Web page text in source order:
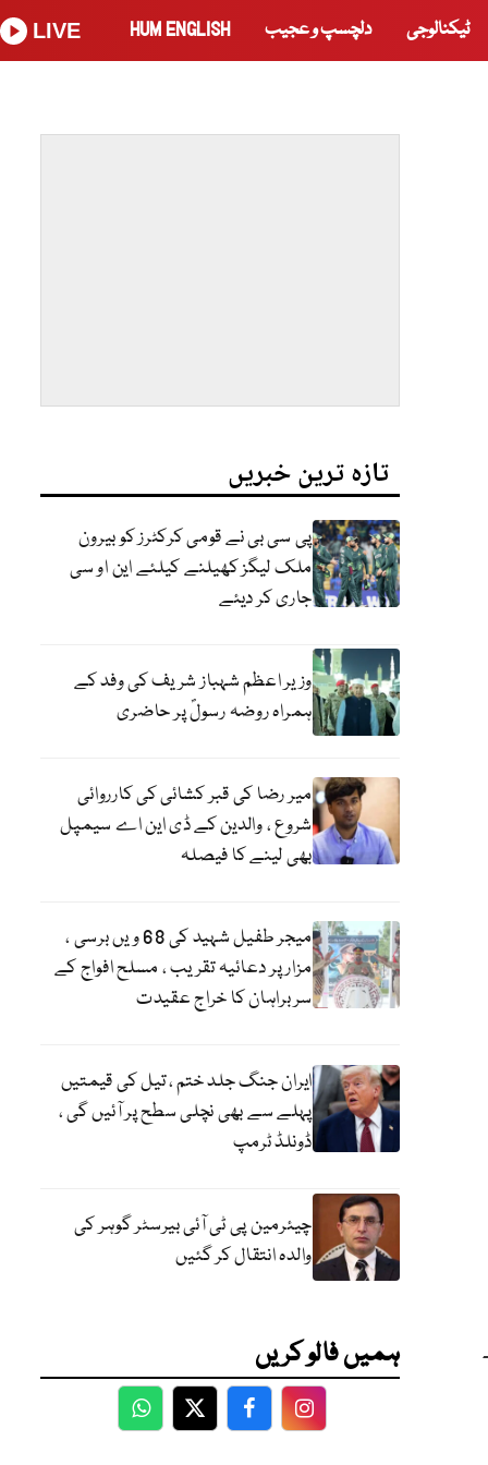
ٹیکنالوجی دلچسپ و عجیب HUM ENGLISH
LIVE
تازہ ترین خبریں
پی سی بی نے قومی کرکٹرز کو بیرون
ملک لیگز کھیلنے کیلئے این او سی
جاری کر دیئے
وزیر اعظم شہباز شریف کی وفد کے
ہمراہ روضہ رسولؐ پر حاضری
میر رضا کی قبر کشائی کی کارروائی
شروع ، والدین کے ڈی این اے سیمپل
بھی لینے کا فیصلہ
میجر طفیل شہید کی 68 ویں برسی ،
مزار پر دعائیہ تقریب ، مسلح افواج کے
سربراہان کا خراج عقیدت
ایران جنگ جلد ختم ، تیل کی قیمتیں
پہلے سے بھی نچلی سطح پر آئیں گی ،
ڈونلڈ ٹرمپ
چیئرمین پی ٹی آئی بیرسٹر گوہر کی
والدہ انتقال کر گئیں
ہمیں فالو کریں
WhatsApp
TwitterFacebookFacebook